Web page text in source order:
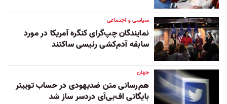
سیاسی و اجتماعی
نمایندگان چپ‌گرای کنگره آمریکا در مورد
سابقه آدم‌کشی رئیسی ساکتند
جهان
هم‌رسانی متن ضدیهودی در حساب توییتر
بایگانی اف‌بی‌آی دردسر ساز شد